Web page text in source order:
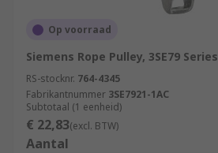
Op voorraad
Siemens Rope Pulley, 3SE79 Series
RS-stocknr. 764-4345
Fabrikantnummer 3SE7921-1AC
Subtotaal (1 eenheid)
€ 22,83(excl. BTW)
Aantal